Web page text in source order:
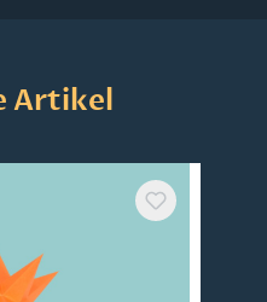
Artikel